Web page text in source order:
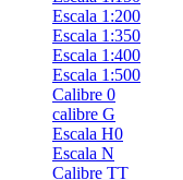
Escala 1:200
Escala 1:350
Escala 1:400
Escala 1:500
Calibre 0
calibre G
Escala H0
Escala N
Calibre TT